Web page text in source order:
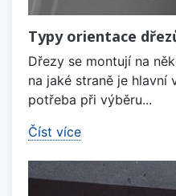
Typy orientace
Dřezy se montují na
na jaké straně je hlavní
potřeba při výběru...
Číst více